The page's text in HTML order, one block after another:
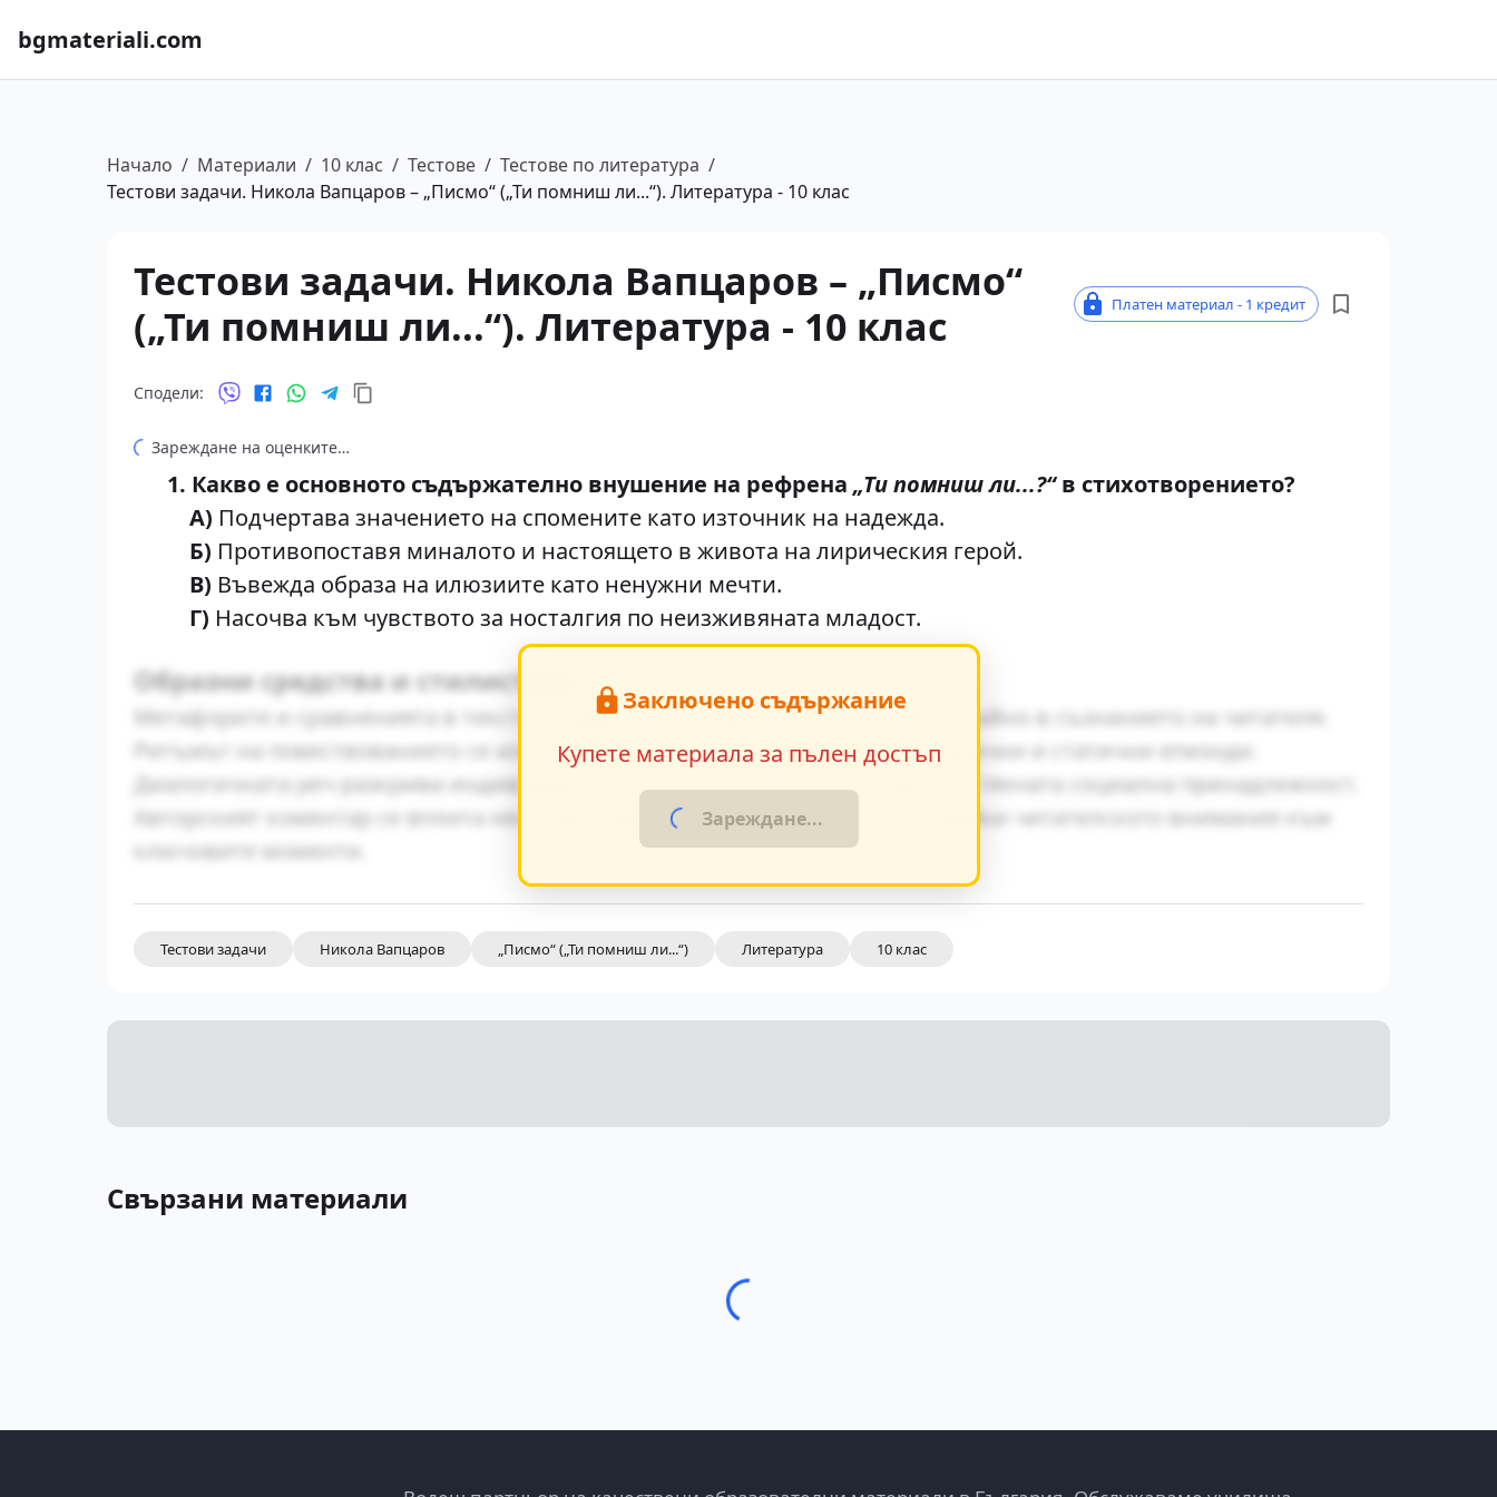
bgmateriali.com
Начало / Материали / 10 клас / Тестове / Тестове по литература /
Тестови задачи. Никола Вапцаров – „Писмо“ („Ти помниш ли...“). Литература - 10 клас
Тестови задачи. Никола Вапцаров – „Писмо“
(„Ти помниш ли...“). Литература - 10 клас
Платен материал - 1 кредит
Сподели:
Зареждане на оценките…
1. Какво е основното съдържателно внушение на рефрена „Ти помниш ли...?“в стихотворението?
А) Подчертава значението на спомените като източник на надежда.
Б) Противопоставя миналото и настоящето в живота на лирическия герой.
В) Въвежда образа на илюзиите като ненужни мечти.
Г) Насочва към чувството за носталгия по неизживяната младост.
Образни средства и стилистика
Метафорите и сравненията в текста създават ярки образи, които остават трайно в съзнанието на читателя.
Ритъмът на повествованието се изгражда чрез умелото редуване на динамични и статични епизоди.
Диалогичната реч разкрива индивидуалните особености на персонажите и тяхната социална принадлежност.
Авторският коментар се вплита ненатрапчиво в повествованието, насочвайки читателското внимание към
ключовите моменти.
Заключено съдържание
Купете материала за пълен достъп
Зареждане...
Тестови задачи Никола Вапцаров „Писмо“ („Ти помниш ли...“) Литература 10 клас
Свързани материали